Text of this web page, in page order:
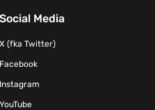
Social Media
X (fka Twitter)
Facebook
Instagram
YouTube